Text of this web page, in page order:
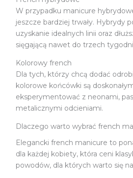
W przypadku manicure
jeszcze bardziej trwały. Hybrydy
uzyskanie idealnych linii oraz
sięgającą nawet do trzech
Kolorowy french
Dla tych, którzy chcą dodać
kolorowe końcówki są
eksperymentować z neonami,
metalicznymi odcieniami.
Dlaczego warto wybrać french
Elegancki french manicure to
dla każdej kobiety, która ceni
powodów, dla których warto się